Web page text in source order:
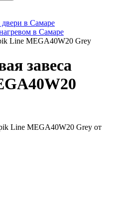
в Самаре
в Самаре
Line MEGA40W20 Grey
завеса